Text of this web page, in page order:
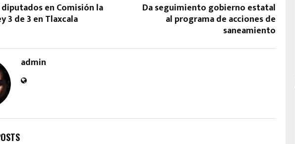
en Comisión la
3 de 3 en Tlaxcala
Da seguimiento gobierno estatal
al programa de acciones de
saneamiento
admin